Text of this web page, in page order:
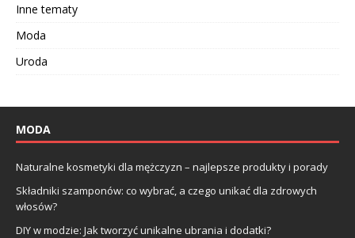
Inne tematy
Moda
Uroda
MODA
Naturalne kosmetyki dla mężczyzn – najlepsze produkty i porady
Składniki szamponów: co wybrać, a czego unikać dla zdrowych
włosów?
DIY w modzie: Jak tworzyć unikalne ubrania i dodatki?